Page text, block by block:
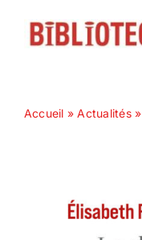
Accueil »Actualités»